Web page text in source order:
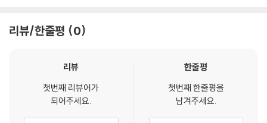
리뷰/한줄평 0
리뷰
첫번째 리뷰어가
되어주세요.
한줄평
첫번째 한줄평을
남겨주세요.